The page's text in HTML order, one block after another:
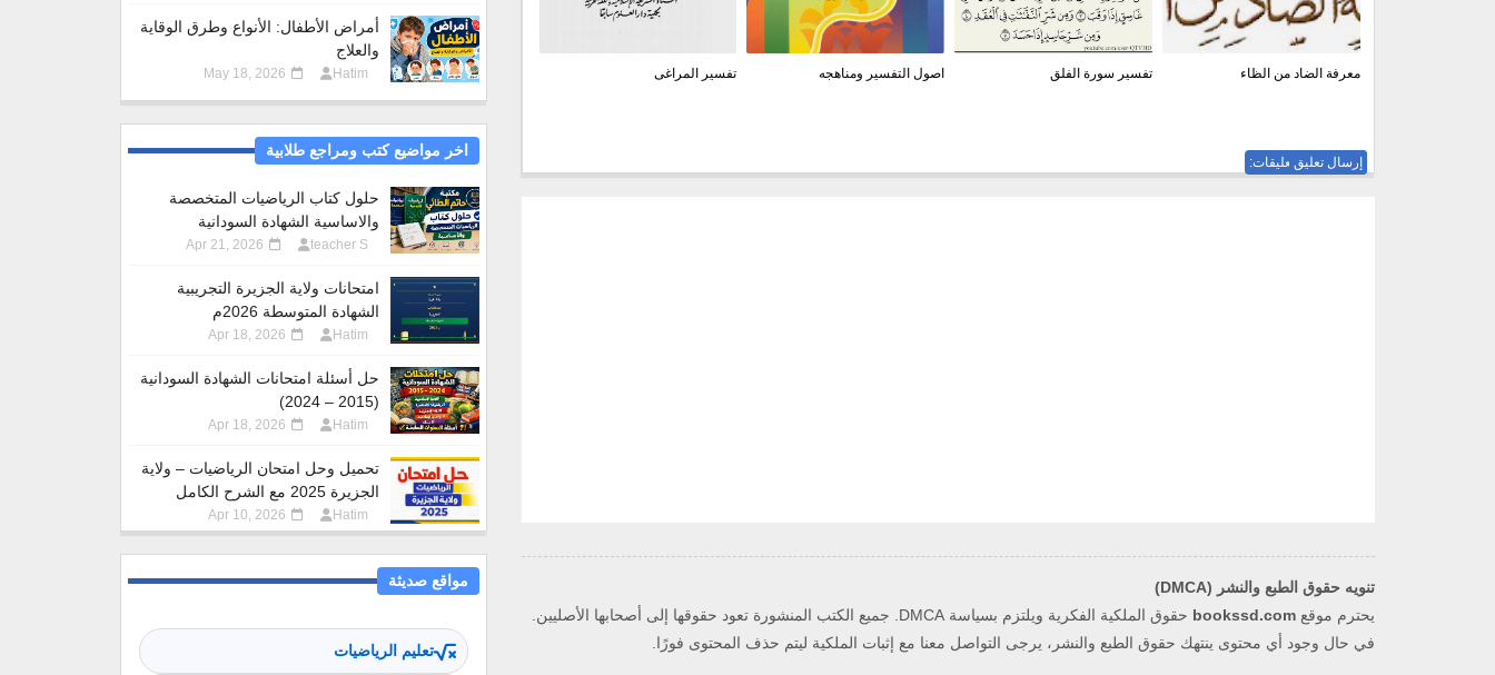
معرفة الضاد من الظاء تفسير سورة الفلق اصول التفسير ومناهجه تفسير المراغى
ليست هناك تعليقات:
إرسال تعليق
تنويه حقوق الطبع والنشر (DMCA)
يحترم موقع bookssd.com
حقوق الملكية الفكرية ويلتزم بسياسة DMCA. جميع الكتب المنشورة تعود حقوقها إلى أصحابها الأصليين.
في حال وجود أي محتوى ينتهك حقوق الطبع والنشر، يرجى التواصل معنا مع إثبات الملكية ليتم حذف المحتوى فورًا.
أمراض الأطفال: الأنواع وطرق الوقاية
والعلاج
Hatim
May 18, 2026
اخر مواضيع كتب ومراجع طلابية
حلول كتاب الرياضيات المتخصصة
والاساسية الشهادة السودانية
teacher S
Apr 21, 2026
امتحانات ولاية الجزيرة التجريبية
الشهادة المتوسطة 2026م
Hatim
Apr 18, 2026
حل أسئلة امتحانات الشهادة السودانية
(2015 – 2024)
Hatim
Apr 18, 2026
تحميل وحل امتحان الرياضيات – ولاية
الجزيرة 2025 مع الشرح الكامل
Hatim
Apr 10, 2026
مواقع صديثة
تعليم الرياضيات